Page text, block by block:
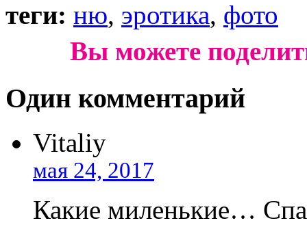
теги: ню, эротика, фото
Вы можете
Один комментарий
Vitaliy
мая 24, 2017
Какие миленькие…